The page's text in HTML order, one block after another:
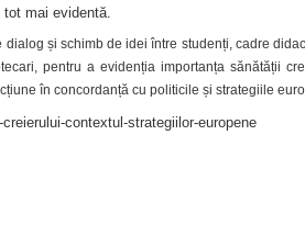
mai evidentă.
și schimb de idei între studenți, cadre
pentru a evidenția importanța sănătății
în concordanță cu politicile și strategiile
contextul-strategiilor-europene